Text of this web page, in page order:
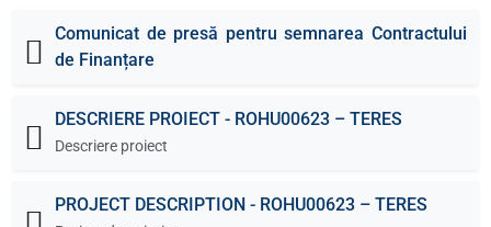
Comunicat de presă pentru semnarea Contractului
de Finanțare
DESCRIERE PROIECT - ROHU00623 – TERES
Descriere proiect
PROJECT DESCRIPTION - ROHU00623 – TERES